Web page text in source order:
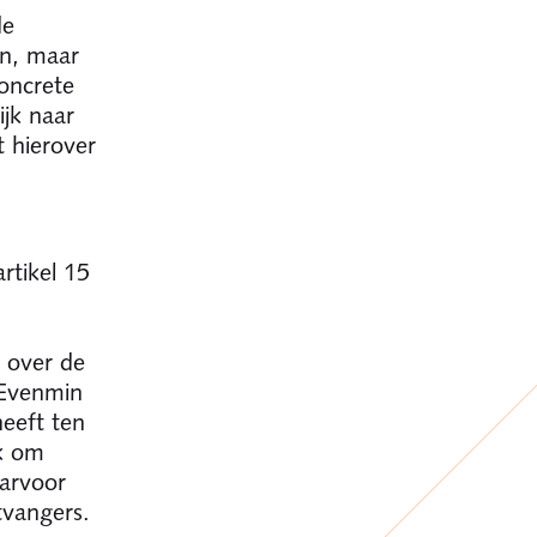
maar
naar
hierover
15
de
ten
om